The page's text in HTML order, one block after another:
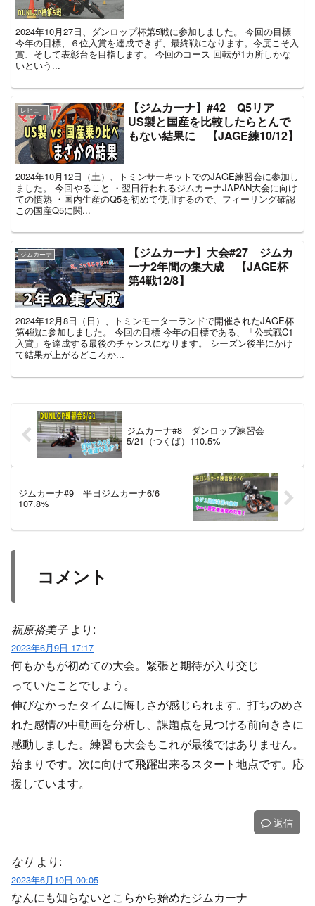
2024年10月27日、ダンロップ杯第5戦に参加しました。 今回の目標
今年の目標、６位入賞を達成できず、最終戦になります。今度こそ入
賞、そして表彰台を目指します。 今回のコース 回転が1カ所しかな
いという...
レビュー
【ジムカーナ】#42 Q5リア
US製と国産を比較したらとんで
もない結果に 【JAGE練10/12】
2024年10月12日（土）、トミンサーキットでのJAGE練習会に参加し
ました。 今回やること ・翌日行われるジムカーナJAPAN大会に向け
ての慣熟 ・国内生産のQ5を初めて使用するので、フィーリング確認
この国産Q5に関...
ジムカーナ
【ジムカーナ】大会#27 ジムカ
ーナ2年間の集大成 【JAGE杯
第4戦12/8】
2024年12月8日（日）、トミンモーターランドで開催されたJAGE杯
第4戦に参加しました。 今回の目標 今年の目標である、「公式戦C1
入賞」を達成する最後のチャンスになります。 シーズン後半にかけ
て結果が上がるどころか...
ジムカーナ#8 ダンロップ練習会
5/21（つくば）110.5%
ジムカーナ#9 平日ジムカーナ6/6
107.8%
コメント
福原裕美子 より:
2023年6月9日 17:17
何もかもが初めての大会。緊張と期待が入り交じ
っていたことでしょう。
伸びなかったタイムに悔しさが感じられます。打ちのめさ
れた感情の中動画を分析し、課題点を見つける前向きさに
感動しました。練習も大会もこれが最後ではありません。
始まりです。次に向けて飛躍出来るスタート地点です。応
援しています。
返信
なり より:
2023年6月10日 00:05
なんにも知らないとこらから始めたジムカーナ